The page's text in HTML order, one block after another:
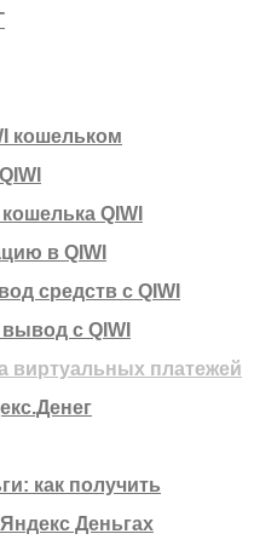
кошельком
QIWI
в QIWI
средств c QIWI
с QIWI
виртуальных платежей
как получить
Деньгах